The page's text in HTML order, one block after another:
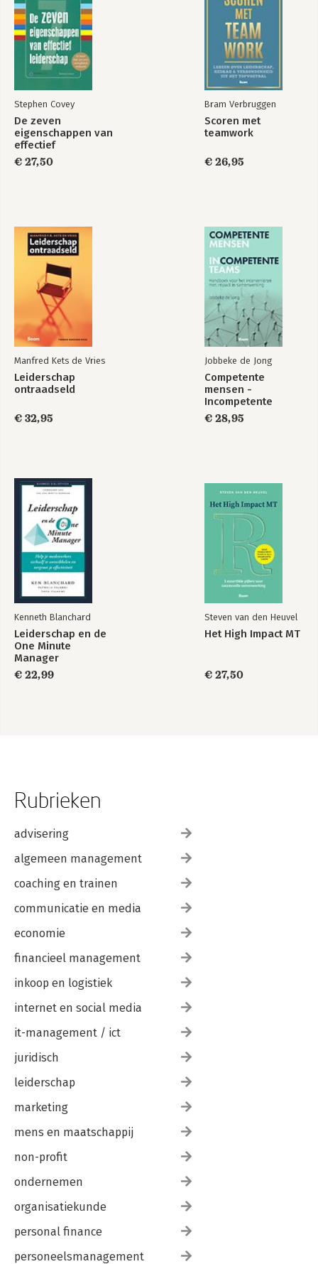
The Agile Leader's
Scrapbook
Veranderen
Stephen Covey
De zeven
eigenschappen van
effectief
leiderschap
€ 27,50
Bram Verbruggen
Scoren met
teamwork
€ 26,95
Manfred Kets de Vries
Leiderschap
ontraadseld
€ 32,95
Jobbeke de Jong
Competente
mensen -
Incompetente
teams
€ 28,95
Kenneth Blanchard
Leiderschap en de
One Minute
Manager
€ 22,99
Steven van den Heuvel
Het High Impact MT
€ 27,50
Rubrieken
advisering
algemeen management
coaching en trainen
communicatie en media
economie
financieel management
inkoop en logistiek
internet en social media
it-management / ict
juridisch
leiderschap
marketing
mens en maatschappij
non-profit
ondernemen
organisatiekunde
personal finance
personeelsmanagement